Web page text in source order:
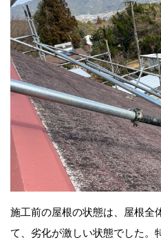
施工前の屋根の状態は、屋根全
て、劣化が激しい状態でした。